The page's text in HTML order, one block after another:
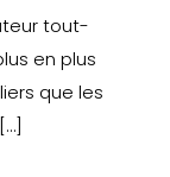
tout-
en plus
que les
[…]